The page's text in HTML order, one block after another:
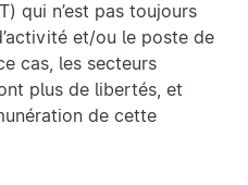
qui n’est pas toujours
et/ou le poste de
cas, les secteurs
plus de libertés, et
de cette